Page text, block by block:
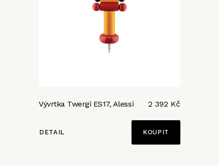
Vývrtka Twergi ES17, Alessi 2 392 Kč
DETAIL